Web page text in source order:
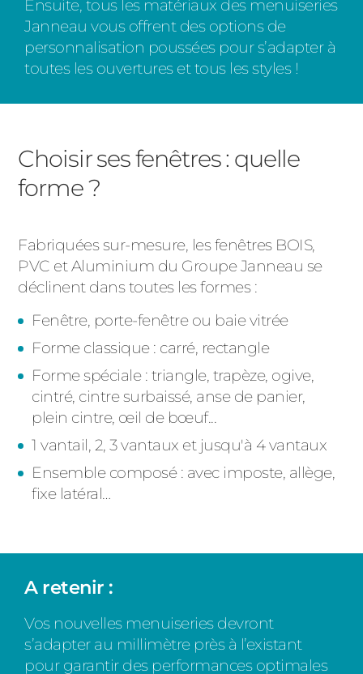
Ensuite, tous les matériaux des menuiseries
Janneau vous offrent des options de
personnalisation poussées pour s’adapter à
toutes les ouvertures et tous les styles !
Choisir ses fenêtres : quelle
forme ?
Fabriquées sur-mesure, les fenêtres BOIS,
PVC et Aluminium du Groupe Janneau se
déclinent dans toutes les formes :
Fenêtre, porte-fenêtre ou baie vitrée
Forme classique : carré, rectangle
Forme spéciale : triangle, trapèze, ogive,
cintré, cintre surbaissé, anse de panier,
plein cintre, œil de bœuf...
1 vantail, 2, 3 vantaux et jusqu'à 4 vantaux
Ensemble composé : avec imposte, allège,
fixe latéral…
A retenir :
Vos nouvelles menuiseries devront
s’adapter au millimètre près à l’existant
pour garantir des performances optimales